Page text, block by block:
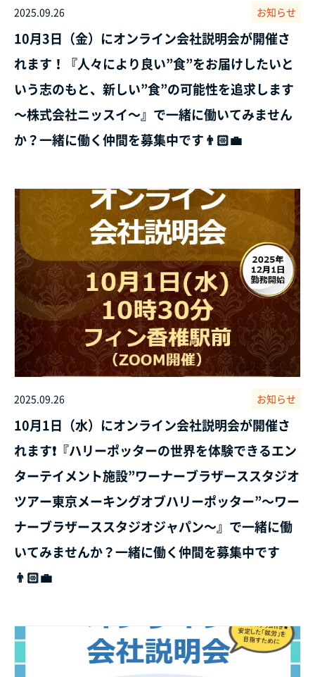
2025.09.26 お知らせ
10月3日（金）にオンライン会社説明会が開催さ
れます！『人々により良い”食”をお届けしたいと
いう志のもと、新しい”食”の可能性を追求します
～株式会社ニッスイ～』で一緒に働いてみません
か？一緒に働く仲間を募集中です👨🏻‍💼
2025.09.26 お知らせ
10月1日（水）にオンライン会社説明会が開催さ
れます❗『ハリーポッターの世界を体験できるエン
ターテイメント施設”ワーナーブラザーススタジオ
ツアー東京メーキングオブハリーポッター”～ワー
ナーブラザーススタジオジャパン～』で一緒に働
いてみませんか？一緒に働く仲間を募集中です
👨🏻‍💼